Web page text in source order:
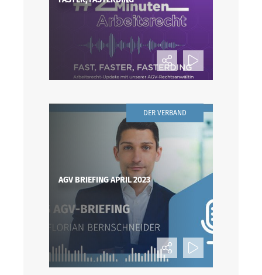
DER VERBAND
AGV BRIEFING APRIL 2023